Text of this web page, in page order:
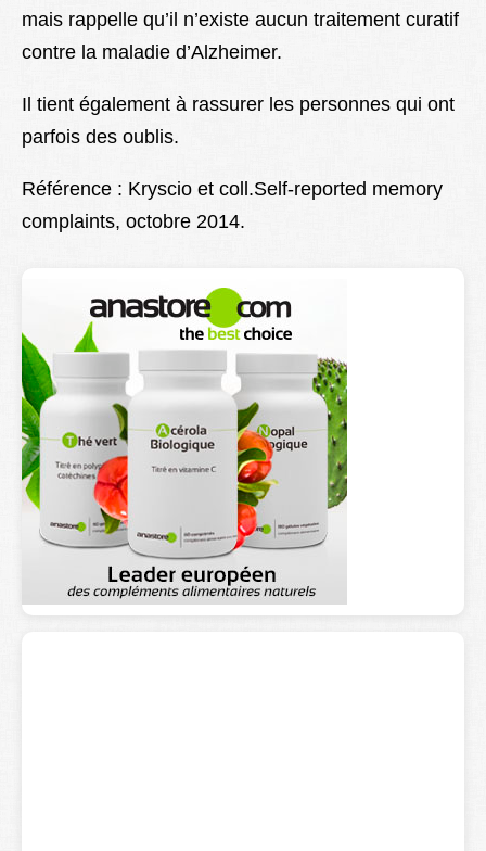
mais rappelle qu’il n’existe aucun traitement curatif
contre la maladie d’Alzheimer.
Il tient également à rassurer les personnes qui ont
parfois des oublis.
Référence : Kryscio et coll.Self-reported memory
complaints, octobre 2014.